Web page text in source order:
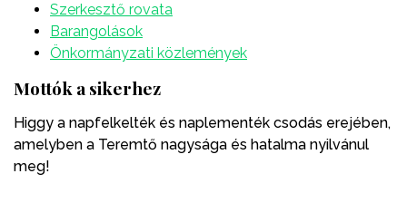
Szerkesztő rovata
Barangolások
Önkormányzati közlemények
Mottók a sikerhez
Higgy a napfelkelték és naplementék csodás erejében,
amelyben a Teremtő nagysága és hatalma nyilvánul
meg!